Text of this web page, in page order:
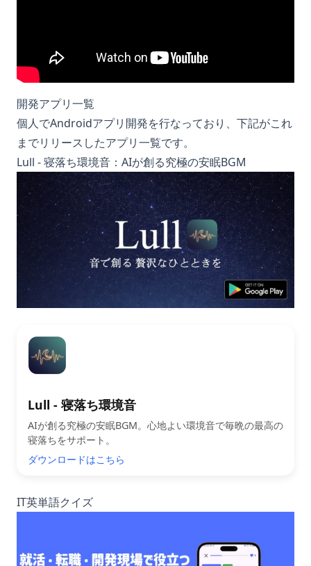
開発アプリ一覧
個人でAndroidアプリ開発を行なっており、下記がこれ
までリリースしたアプリ一覧です。
Lull - 寝落ち環境音：AIが創る究極の安眠BGM
Lull - 寝落ち環境音
AIが創る究極の安眠BGM。心地よい環境音で毎晩の最高の
寝落ちをサポート。
ダウンロードはこちら
IT英単語クイズ